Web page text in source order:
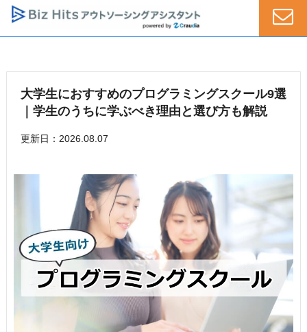
大学生におすすめのプログラミングスクール9選
｜学生のうちに学ぶべき理由と選び方も解説
更新日：2026.08.07